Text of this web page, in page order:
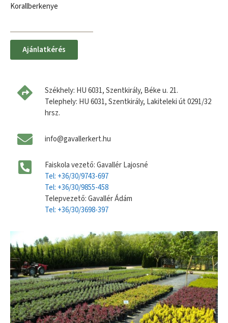
Korallberkenye
Ajánlatkérés
Székhely: HU 6031, Szentkirály, Béke u. 21.
Telephely: HU 6031, Szentkirály, Lakiteleki út 0291/32
hrsz.
info@gavallerkert.hu
Faiskola vezető: Gavallér Lajosné
Tel: +36/30/9743-697
Tel: +36/30/9855-458
Telepvezető: Gavallér Ádám
Tel: +36/30/3698-397